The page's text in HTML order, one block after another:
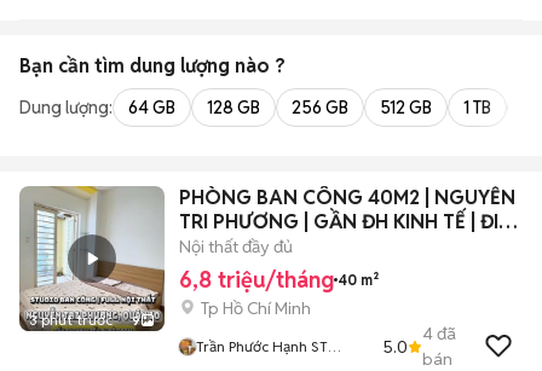
Bạn cần tìm dung lượng nào ?
Dung lượng: 64 GB 128 GB 256 GB 512 GB 1 TB
3 phút trước 9
PHÒNG BAN CÔNG 40M2 | NGUYỄN
TRI PHƯƠNG | GẦN ĐH KINH TẾ | ĐI
BỘ 200M
Nội thất đầy đủ
6,8 triệu/tháng 40 m²
Tp Hồ Chí Minh
Trần Phước Hạnh ST
5.0
4đã
bán